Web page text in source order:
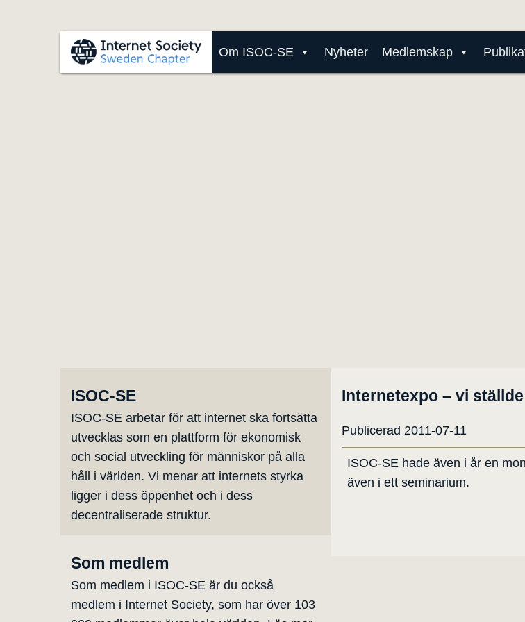
Om ISOC-SE Nyheter Medlemskap
Internetexpo – vi
Publicerad 2011-07-11
ISOC-SE hade även i år en
även i ett seminarium.
ISOC-SE
ISOC-SE arbetar för att internet ska fortsätta
utvecklas som en plattform för ekonomisk
och social utveckling för människor på alla
håll i världen. Vi menar att internets styrka
ligger i dess öppenhet och i dess
decentraliserade struktur.
Som medlem
Som medlem i ISOC-SE är du också
medlem i Internet Society, som har över 103